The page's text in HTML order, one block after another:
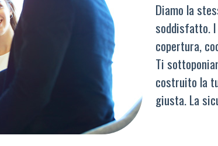
Diamo la
soddisfatto.
copertura,
Ti
costruito la
giusta. La